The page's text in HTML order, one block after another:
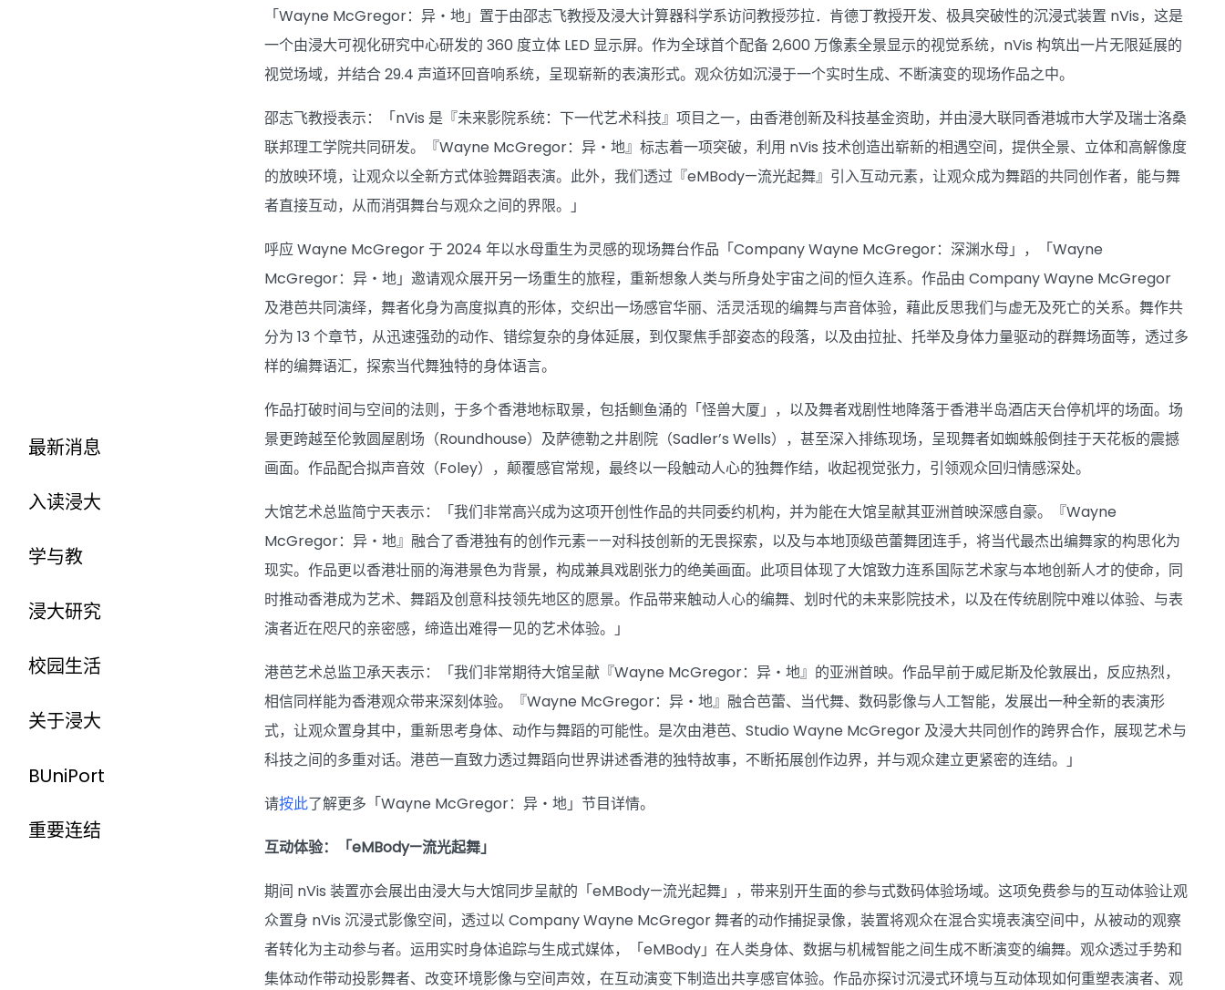
最新消息
入读浸大
学与教
浸大研究
校园生活
关于浸大
BUniPort
重要连结
「Wayne McGregor：异・地」置于由邵志飞教授及浸大计算器科学系访问教授莎拉．肯德丁教授开发、极具突破性的沉浸式装置 nVis，这是
一个由浸大可视化研究中心研发的 360 度立体 LED 显示屏。作为全球首个配备 2,600 万像素全景显示的视觉系统，nVis 构筑出一片无限延展的
视觉场域，并结合 29.4 声道环回音响系统，呈现崭新的表演形式。观众彷如沉浸于一个实时生成、不断演变的现场作品之中。
邵志飞教授表示：「nVis 是『未来影院系统：下一代艺术科技』项目之一，由香港创新及科技基金资助，并由浸大联同香港城市大学及瑞士洛桑
联邦理工学院共同研发。『Wayne McGregor：异・地』标志着一项突破，利用 nVis 技术创造出崭新的相遇空间，提供全景、立体和高解像度
的放映环境，让观众以全新方式体验舞蹈表演。此外，我们透过『eMBody—流光起舞』引入互动元素，让观众成为舞蹈的共同创作者，能与舞
者直接互动，从而消弭舞台与观众之间的界限。」
呼应 Wayne McGregor 于 2024 年以水母重生为灵感的现场舞台作品「Company Wayne McGregor：深渊水母」，「Wayne
McGregor：异・地」邀请观众展开另一场重生的旅程，重新想象人类与所身处宇宙之间的恒久连系。作品由 Company Wayne McGregor
及港芭共同演绎，舞者化身为高度拟真的形体，交织出一场感官华丽、活灵活现的编舞与声音体验，藉此反思我们与虚无及死亡的关系。舞作共
分为 13 个章节，从迅速强劲的动作、错综复杂的身体延展，到仅聚焦手部姿态的段落，以及由拉扯、托举及身体力量驱动的群舞场面等，透过多
样的编舞语汇，探索当代舞独特的身体语言。
作品打破时间与空间的法则，于多个香港地标取景，包括鲗鱼涌的「怪兽大厦」，以及舞者戏剧性地降落于香港半岛酒店天台停机坪的场面。场
景更跨越至伦敦圆屋剧场（Roundhouse）及萨德勒之井剧院（Sadler’s Wells），甚至深入排练现场，呈现舞者如蜘蛛般倒挂于天花板的震撼
画面。作品配合拟声音效（Foley），颠覆感官常规，最终以一段触动人心的独舞作结，收起视觉张力，引领观众回归情感深处。
大馆艺术总监简宁天表示：「我们非常高兴成为这项开创性作品的共同委约机构，并为能在大馆呈献其亚洲首映深感自豪。『Wayne
McGregor：异・地』融合了香港独有的创作元素——对科技创新的无畏探索，以及与本地顶级芭蕾舞团连手，将当代最杰出编舞家的构思化为
现实。作品更以香港壮丽的海港景色为背景，构成兼具戏剧张力的绝美画面。此项目体现了大馆致力连系国际艺术家与本地创新人才的使命，同
时推动香港成为艺术、舞蹈及创意科技领先地区的愿景。作品带来触动人心的编舞、划时代的未来影院技术，以及在传统剧院中难以体验、与表
演者近在咫尺的亲密感，缔造出难得一见的艺术体验。」
港芭艺术总监卫承天表示：「我们非常期待大馆呈献『Wayne McGregor：异・地』的亚洲首映。作品早前于威尼斯及伦敦展出，反应热烈，
相信同样能为香港观众带来深刻体验。『Wayne McGregor：异・地』融合芭蕾、当代舞、数码影像与人工智能，发展出一种全新的表演形
式，让观众置身其中，重新思考身体、动作与舞蹈的可能性。是次由港芭、Studio Wayne McGregor 及浸大共同创作的跨界合作，展现艺术与
科技之间的多重对话。港芭一直致力透过舞蹈向世界讲述香港的独特故事，不断拓展创作边界，并与观众建立更紧密的连结。」
请按此了解更多「Wayne McGregor：异・地」节目详情。
互动体验：「eMBody—流光起舞」
期间 nVis 装置亦会展出由浸大与大馆同步呈献的「eMBody—流光起舞」，带来别开生面的参与式数码体验场域。这项免费参与的互动体验让观
众置身 nVis 沉浸式影像空间，透过以 Company Wayne McGregor 舞者的动作捕捉录像，装置将观众在混合实境表演空间中，从被动的观察
者转化为主动参与者。运用实时身体追踪与生成式媒体，「eMBody」在人类身体、数据与机械智能之间生成不断演变的编舞。观众透过手势和
集体动作带动投影舞者、改变环境影像与空间声效，在互动演变下制造出共享感官体验。作品亦探讨沉浸式环境与互动体现如何重塑表演者、观